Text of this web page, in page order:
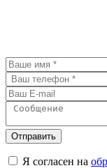
Отправить
Я согласен на